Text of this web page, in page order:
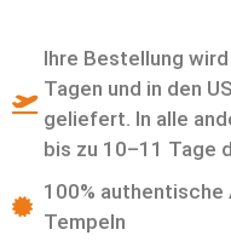
Ihre Bestellung
Tagen und in den
geliefert. In alle
bis zu 10–11 Tage
100%
Tempeln